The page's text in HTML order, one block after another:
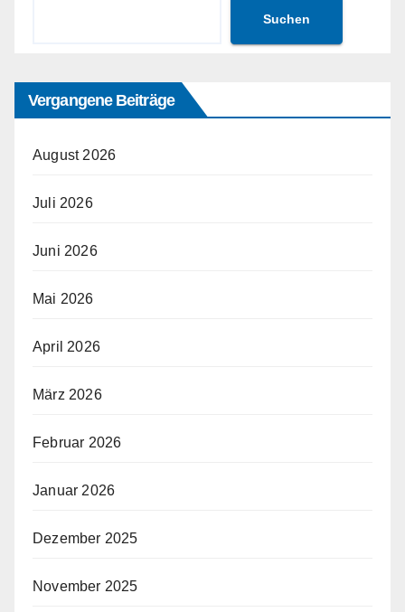
Suchen
Vergangene Beiträge
August 2026
Juli 2026
Juni 2026
Mai 2026
April 2026
März 2026
Februar 2026
Januar 2026
Dezember 2025
November 2025